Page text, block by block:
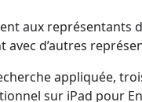
aux représentants
d’autres
appliquée,
sur iPad pour